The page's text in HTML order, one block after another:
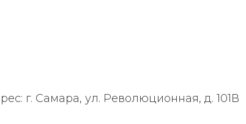
г. Самара, ул. Революционная, д. 101В